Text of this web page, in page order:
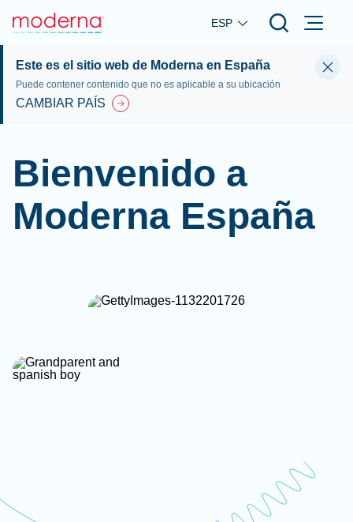
Skip to main content
ESP
Este es el sitio web de Moderna en España
Puede contener contenido que no es aplicable a su ubicación
CAMBIAR PAÍS
Bienvenido a
Moderna España